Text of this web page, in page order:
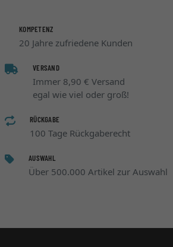
KOMPETENZ
20 Jahre zufriedene Kunden
VERSAND
Immer 8,90 € Versand
egal wie viel oder groß!
RÜCKGABE
100 Tage Rückgaberecht
AUSWAHL
Über 500.000 Artikel zur Auswahl